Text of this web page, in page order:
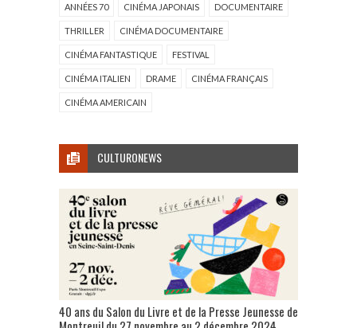
ANNÉES 70 CINÉMA JAPONAIS DOCUMENTAIRE
THRILLER CINÉMA DOCUMENTAIRE
CINÉMA FANTASTIQUE FESTIVAL
CINÉMA ITALIEN DRAME CINÉMA FRANÇAIS
CINÉMA AMERICAIN
CULTURONEWS
40 ans du Salon du Livre et de la Presse Jeunesse de